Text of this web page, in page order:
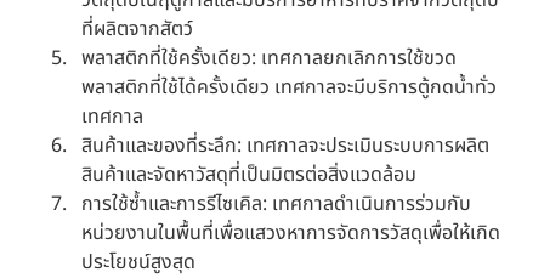
ที่ผลิตจากสัตว์
พลาสติกที่ใช้ครั้งเดียว: เทศกาลยกเลิกการใช้ขวด
พลาสติกที่ใช้ได้ครั้งเดียว เทศกาลจะมีบริการตู้กดน้ำทั่ว
เทศกาล
สินค้าและของที่ระลึก: เทศกาลจะประเมินระบบการผลิต
สินค้าและจัดหาวัสดุที่เป็นมิตรต่อสิ่งแวดล้อม
การใช้ซ้ำและการรีไซเคิล: เทศกาลดำเนินการร่วมกับ
หน่วยงานในพื้นที่เพื่อแสวงหาการจัดการวัสดุเพื่อให้เกิด
ประโยชน์สูงสุด